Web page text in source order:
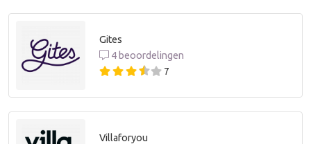
Gites
4 beoordelingen
7
Villaforyou